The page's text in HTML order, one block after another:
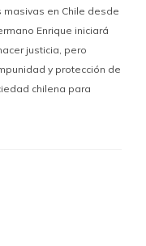
en Chile desde
Enrique iniciará
justicia, pero
y protección de
chilena para